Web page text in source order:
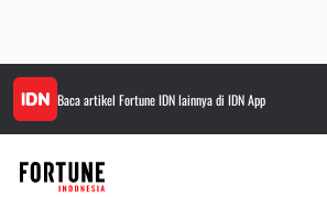
Baca artikel Fortune IDNlainnya di IDN App